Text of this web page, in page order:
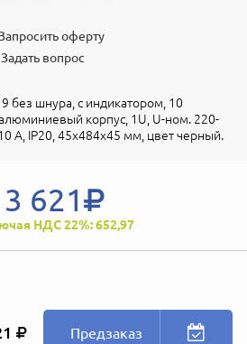
оферту
Задать вопрос
без шнура, с индикатором, 10
корпус, 1U, U-ном. 220-
А, IP20, 45х484х45 мм, цвет черный.
3 621
НДС 22%: 652,97
Предзаказ